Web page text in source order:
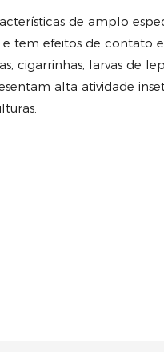
de amplo
efeitos de contato e
cigarrinhas, larvas de
alta atividade